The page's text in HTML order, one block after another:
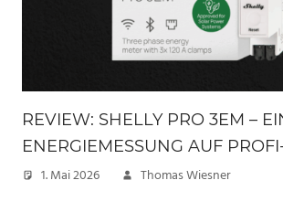
REVIEW: SHELLY PRO 3EM –
ENERGIEMESSUNG AUF
1. Mai 2026 Thomas Wiesner